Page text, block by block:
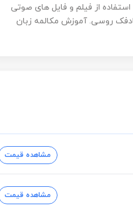
Первые шаги Точка Дорога в Россию Поехали Русский сезон استفاده از فیلم و فایل های صوتی
روسی. آموزش مکالمه زبان
مشاهده قیمت
مشاهده قیمت